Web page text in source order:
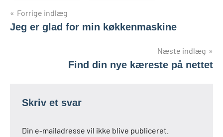
Indlægsnavigation
Forrige indlæg
Jeg er glad for min køkkenmaskine
Næste indlæg
Find din nye kæreste på nettet
Skriv et svar
Din e-mailadresse vil ikke blive publiceret.